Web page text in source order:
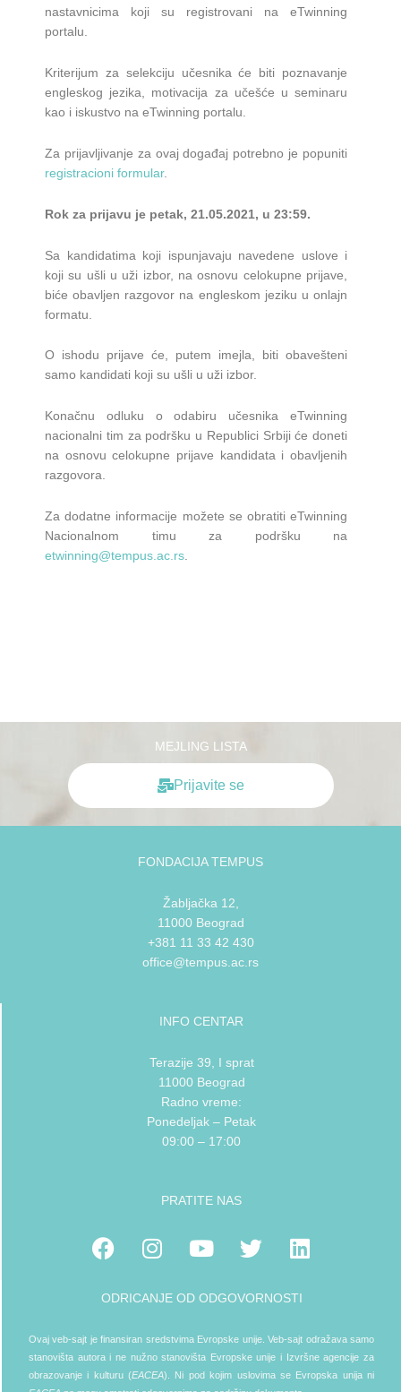
nastavnicima koji su registrovani na eTwinning
portalu.
Kriterijum za selekciju učesnika će biti poznavanje
engleskog jezika, motivacija za učešće u seminaru
kao i iskustvo na eTwinning portalu.
Za prijavljivanje za ovaj događaj potrebno je popuniti
registracioni formular.
Rok za prijavu je petak, 21.05.2021, u 23:59.
Sa kandidatima koji ispunjavaju navedene uslove i
koji su ušli u uži izbor, na osnovu celokupne prijave,
biće obavljen razgovor na engleskom jeziku u onlajn
formatu.
O ishodu prijave će, putem imejla, biti obavešteni
samo kandidati koji su ušli u uži izbor.
Konačnu odluku o odabiru učesnika eTwinning
nacionalni tim za podršku u Republici Srbiji će doneti
na osnovu celokupne prijave kandidata i obavljenih
razgovora.
Za dodatne informacije možete se obratiti eTwinning
Nacionalnom timu za podršku na
etwinning@tempus.ac.rs.
MEJLING LISTA
Prijavite se
FONDACIJA TEMPUS
Žabljačka 12,
11000 Beograd
+381 11 33 42 430
office@tempus.ac.rs
INFO CENTAR
Terazije 39, I sprat
11000 Beograd
Radno vreme:
Ponedeljak – Petak
09:00 – 17:00
PRATITE NAS
FacebookInstagram
YoutubeTwitterLinkedin
ODRICANJE OD ODGOVORNOSTI
Ovaj veb-sajt je finansiran sredstvima Evropske unije. Veb-sajt odražava samo
stanovišta autora i ne nužno stanovišta Evropske unije i Izvršne agencije za
obrazovanje i kulturu (EACEA). Ni pod kojim uslovima se Evropska unija ni